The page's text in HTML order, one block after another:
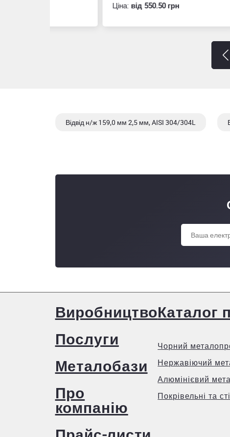
вiд 550.50 грн
Відвід н/ж 159,0 мм 2,5 мм, AISI 304/304L
Виробництво
Послуги
Металобази
Про
компанію
Каталог
Чорний
Нержавіючий
Алюмінієвий
Покрівельні та